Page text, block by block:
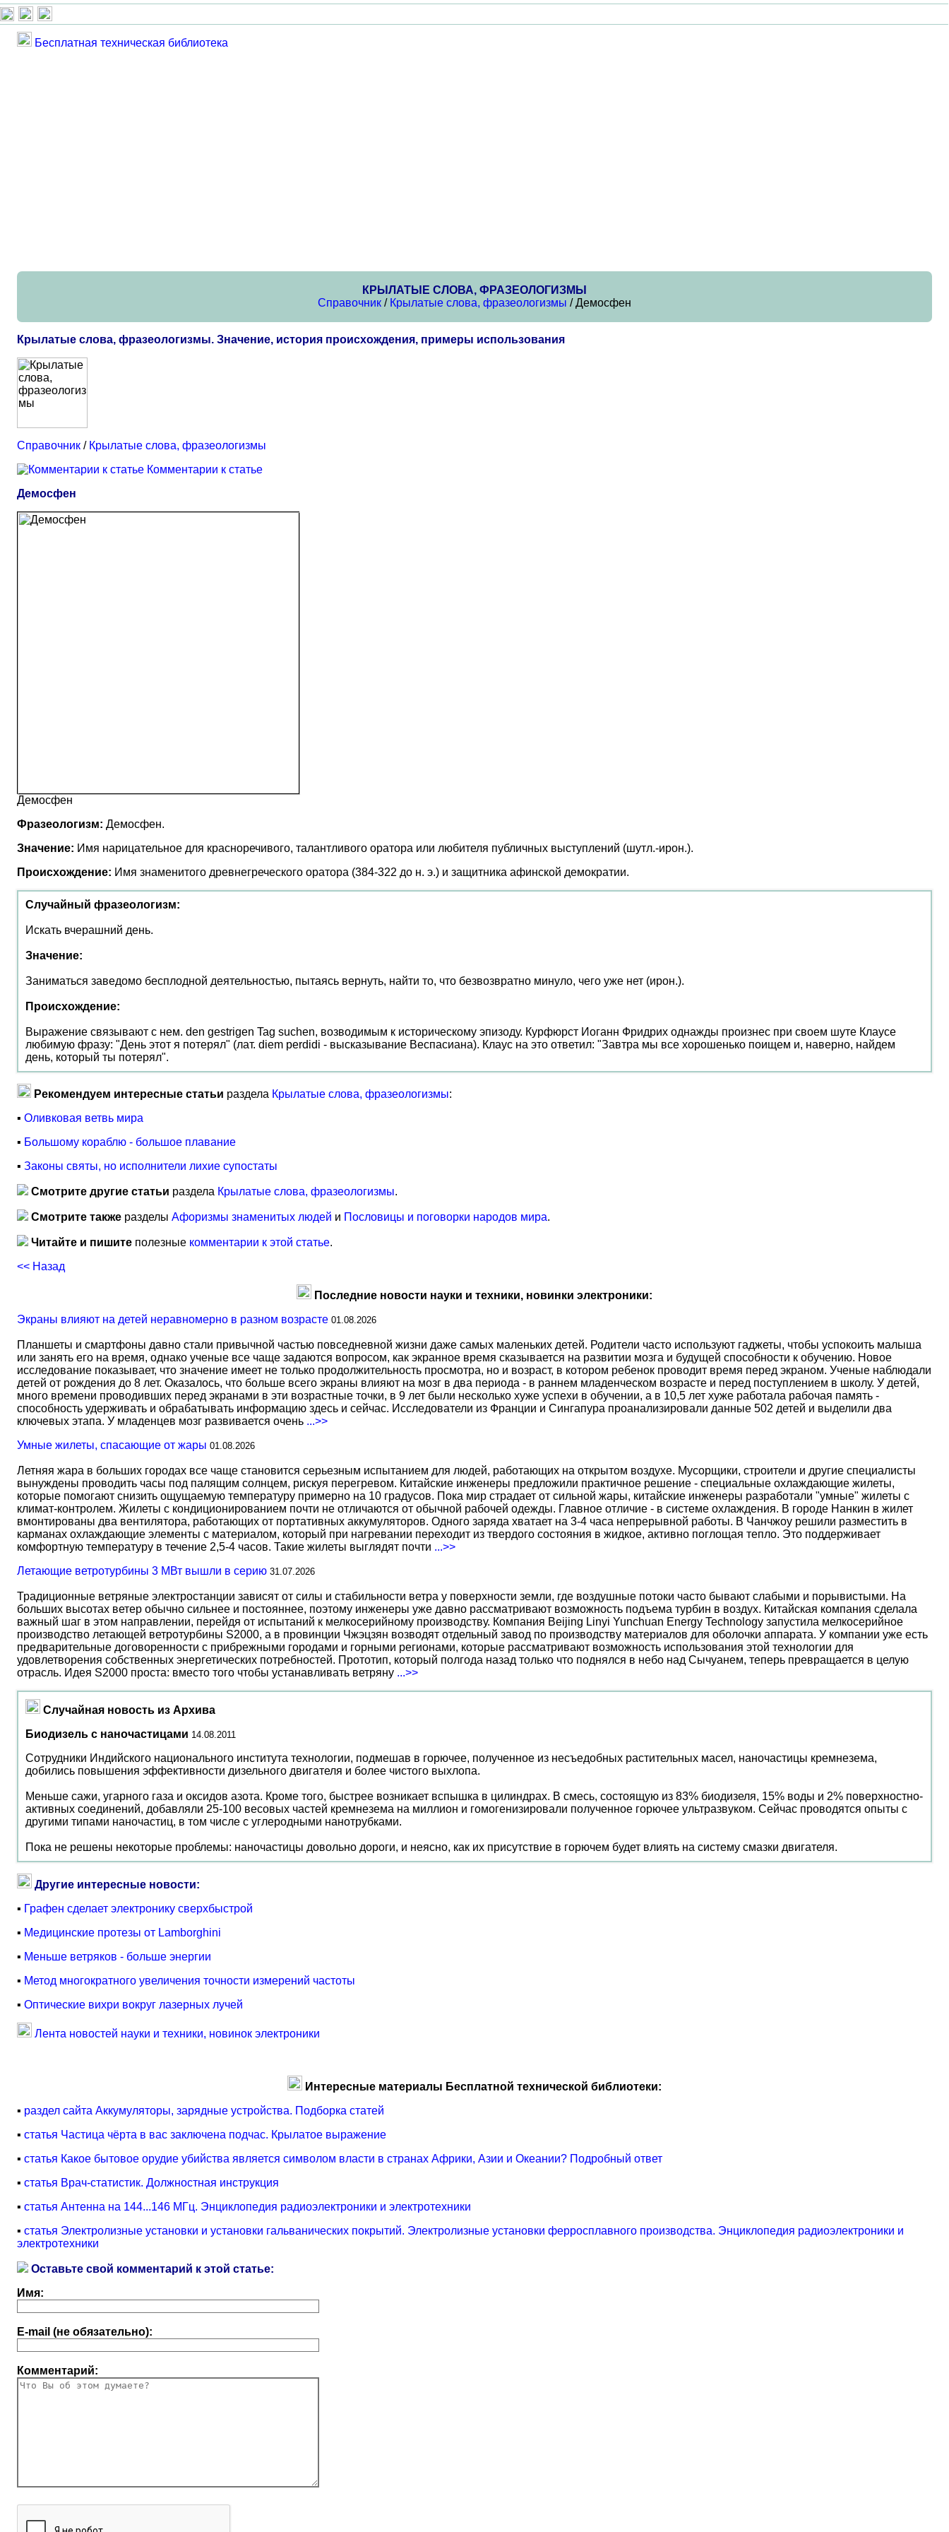
Бесплатная техническая библиотека
КРЫЛАТЫЕ СЛОВА, ФРАЗЕОЛОГИЗМЫ
Справочник / Крылатые слова, фразеологизмы / Демосфен
Крылатые слова, фразеологизмы. Значение, история происхождения, примеры использования
Справочник / Крылатые слова, фразеологизмы
Комментарии к статье
Демосфен
Демосфен
Фразеологизм: Демосфен.
Значение: Имя нарицательное для красноречивого, талантливого оратора или любителя публичных выступлений (шутл.-ирон.).
Происхождение: Имя знаменитого древнегреческого оратора (384-322 до н. э.) и защитника афинской демократии.
Случайный фразеологизм:
Искать вчерашний день.
Значение:
Заниматься заведомо бесплодной деятельностью, пытаясь вернуть, найти то, что безвозвратно минуло, чего уже нет (ирон.).
Происхождение:
Выражение связывают с нем. den gestrigen Tag suchen, возводимым к историческому эпизоду. Курфюрст Иоганн Фридрих однажды произнес при своем шуте Клаусе
любимую фразу: "День этот я потерял" (лат. diem perdidi - высказывание Веспасиана). Клаус на это ответил: "Завтра мы все хорошенько поищем и, наверно, найдем
день, который ты потерял".
Рекомендуем интересные статьи раздела Крылатые слова, фразеологизмы:
▪ Оливковая ветвь мира
▪ Большому кораблю - большое плавание
▪ Законы святы, но исполнители лихие супостаты
Смотрите другие статьи раздела Крылатые слова, фразеологизмы.
Смотрите также разделы Афоризмы знаменитых людей и Пословицы и поговорки народов мира.
Читайте и пишите полезные комментарии к этой статье.
<< Назад
Последние новости науки и техники, новинки электроники:
Экраны влияют на детей неравномерно в разном возрасте 01.08.2026
Планшеты и смартфоны давно стали привычной частью повседневной жизни даже самых маленьких детей. Родители часто используют гаджеты, чтобы успокоить малыша
или занять его на время, однако ученые все чаще задаются вопросом, как экранное время сказывается на развитии мозга и будущей способности к обучению. Новое
исследование показывает, что значение имеет не только продолжительность просмотра, но и возраст, в котором ребенок проводит время перед экраном. Ученые наблюдали
детей от рождения до 8 лет. Оказалось, что больше всего экраны влияют на мозг в два периода - в раннем младенческом возрасте и перед поступлением в школу. У детей,
много времени проводивших перед экранами в эти возрастные точки, в 9 лет были несколько хуже успехи в обучении, а в 10,5 лет хуже работала рабочая память -
способность удерживать и обрабатывать информацию здесь и сейчас. Исследователи из Франции и Сингапура проанализировали данные 502 детей и выделили два
ключевых этапа. У младенцев мозг развивается очень ...>>
Умные жилеты, спасающие от жары 01.08.2026
Летняя жара в больших городах все чаще становится серьезным испытанием для людей, работающих на открытом воздухе. Мусорщики, строители и другие специалисты
вынуждены проводить часы под палящим солнцем, рискуя перегревом. Китайские инженеры предложили практичное решение - специальные охлаждающие жилеты,
которые помогают снизить ощущаемую температуру примерно на 10 градусов. Пока мир страдает от сильной жары, китайские инженеры разработали "умные" жилеты с
климат-контролем. Жилеты с кондиционированием почти не отличаются от обычной рабочей одежды. Главное отличие - в системе охлаждения. В городе Нанкин в жилет
вмонтированы два вентилятора, работающих от портативных аккумуляторов. Одного заряда хватает на 3-4 часа непрерывной работы. В Чанчжоу решили разместить в
карманах охлаждающие элементы с материалом, который при нагревании переходит из твердого состояния в жидкое, активно поглощая тепло. Это поддерживает
комфортную температуру в течение 2,5-4 часов. Такие жилеты выглядят почти ...>>
Летающие ветротурбины 3 МВт вышли в серию 31.07.2026
Традиционные ветряные электростанции зависят от силы и стабильности ветра у поверхности земли, где воздушные потоки часто бывают слабыми и порывистыми. На
больших высотах ветер обычно сильнее и постояннее, поэтому инженеры уже давно рассматривают возможность подъема турбин в воздух. Китайская компания сделала
важный шаг в этом направлении, перейдя от испытаний к мелкосерийному производству. Компания Beijing Linyi Yunchuan Energy Technology запустила мелкосерийное
производство летающей ветротурбины S2000, а в провинции Чжэцзян возводят отдельный завод по производству материалов для оболочки аппарата. У компании уже есть
предварительные договоренности с прибрежными городами и горными регионами, которые рассматривают возможность использования этой технологии для
удовлетворения собственных энергетических потребностей. Прототип, который полгода назад только что поднялся в небо над Сычуанем, теперь превращается в целую
отрасль. Идея S2000 проста: вместо того чтобы устанавливать ветряну ...>>
Случайная новость из Архива
Биодизель с наночастицами 14.08.2011
Сотрудники Индийского национального института технологии, подмешав в горючее, полученное из несъедобных растительных масел, наночастицы кремнезема,
добились повышения эффективности дизельного двигателя и более чистого выхлопа.
Меньше сажи, угарного газа и оксидов азота. Кроме того, быстрее возникает вспышка в цилиндрах. В смесь, состоящую из 83% биодизеля, 15% воды и 2% поверхностно-
активных соединений, добавляли 25-100 весовых частей кремнезема на миллион и гомогенизировали полученное горючее ультразвуком. Сейчас проводятся опыты с
другими типами наночастиц, в том числе с углеродными нанотрубками.
Пока не решены некоторые проблемы: наночастицы довольно дороги, и неясно, как их присутствие в горючем будет влиять на систему смазки двигателя.
Другие интересные новости:
▪ Графен сделает электронику сверхбыстрой
▪ Медицинские протезы от Lamborghini
▪ Меньше ветряков - больше энергии
▪ Метод многократного увеличения точности измерений частоты
▪ Оптические вихри вокруг лазерных лучей
Лента новостей науки и техники, новинок электроники
Интересные материалы Бесплатной технической библиотеки:
▪ раздел сайта Аккумуляторы, зарядные устройства. Подборка статей
▪ статья Частица чёрта в вас заключена подчас. Крылатое выражение
▪ статья Какое бытовое орудие убийства является символом власти в странах Африки, Азии и Океании? Подробный ответ
▪ статья Врач-статистик. Должностная инструкция
▪ статья Антенна на 144...146 МГц. Энциклопедия радиоэлектроники и электротехники
▪ статья Электролизные установки и установки гальванических покрытий. Электролизные установки ферросплавного производства. Энциклопедия радиоэлектроники и
электротехники
Оставьте свой комментарий к этой статье:
Имя:
E-mail (не обязательно):
Комментарий: